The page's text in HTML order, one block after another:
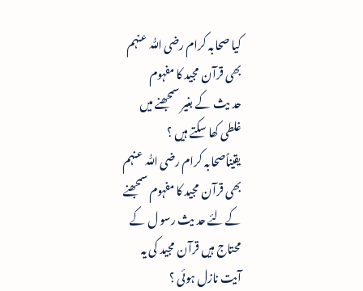
کیا صحابہ کرام رضی ﷲ عنہم
بھی قرآن مجید کا مفہوم
حدیث کے بغیر سمجھنے میں
غلطی کھا سکتے ہیں ؟
یقیناًصحابہ کرام رضی ﷲ عنہم
بھی قرآن مجید کا مفہوم سمجھنے
کے لئے حدیث رسو ل کے
محتاج ہیں قرآن مجید کی یہ
آیت نازل ہوئی ؟